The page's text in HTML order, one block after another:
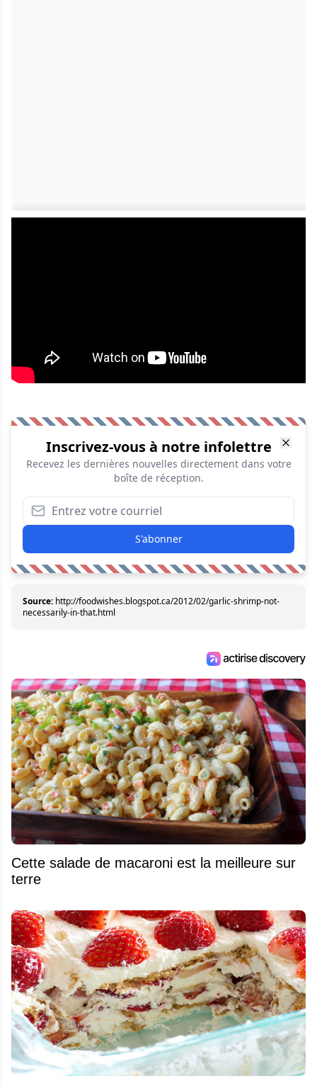
Inscrivez-vous à notre infolettre
Recevez les dernières nouvelles directement dans votre
boîte de réception.
S'abonner
Source: http://foodwishes.blogspot.ca/2012/02/garlic-shrimp-not-
necessarily-in-that.html
Cette salade de macaroni est la meilleure sur
terre